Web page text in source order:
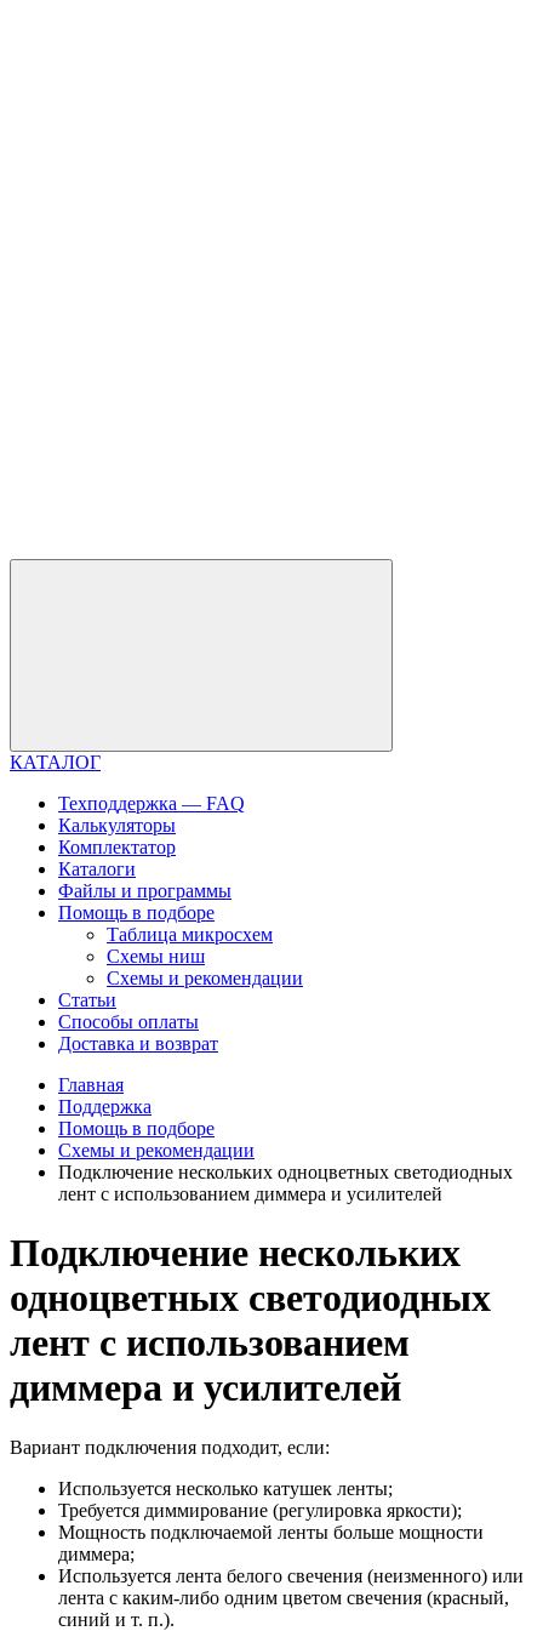
КАТАЛОГ
Техподдержка — FAQ
Калькуляторы
Комплектатор
Каталоги
Файлы и программы
Помощь в подборе
Таблица микросхем
Схемы ниш
Схемы и рекомендации
Статьи
Способы оплаты
Доставка и возврат
Главная
Поддержка
Помощь в подборе
Схемы и рекомендации
Подключение нескольких одноцветных светодиодных
лент с использованием диммера и усилителей
Подключение нескольких
одноцветных светодиодных
лент с использованием
диммера и усилителей
Вариант подключения подходит, если:
Используется несколько катушек ленты;
Требуется диммирование (регулировка яркости);
Мощность подключаемой ленты больше мощности
диммера;
Используется лента белого свечения (неизменного) или
лента с каким-либо одним цветом свечения (красный,
синий и т. п.).